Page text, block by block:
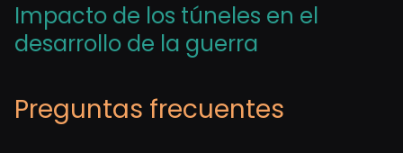
Impacto de los túneles en el
desarrollo de la guerra
Preguntas frecuentes